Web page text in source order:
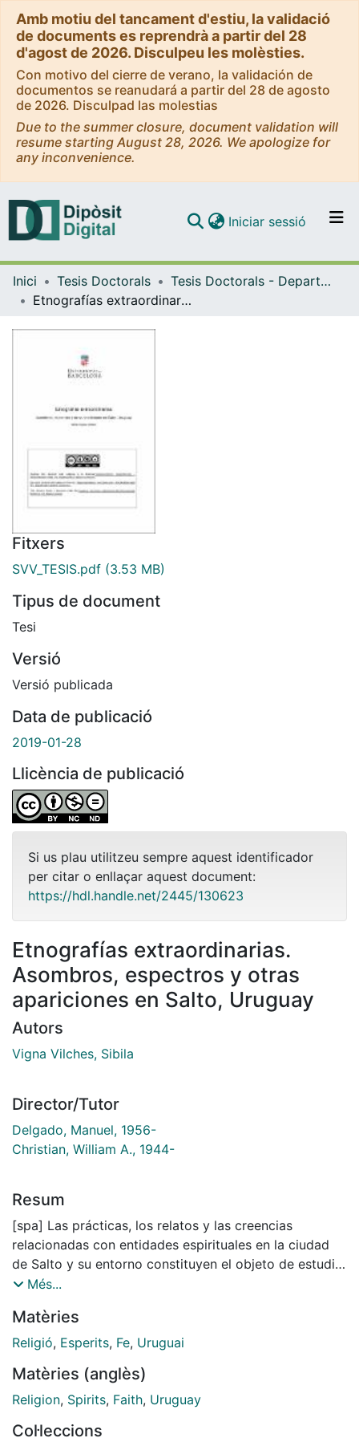
Amb motiu del tancament d'estiu, la validació
de documents es reprendrà a partir del 28
d'agost de 2026. Disculpeu les molèsties.
Con motivo del cierre de verano, la validación de
documentos se reanudará a partir del 28 de agosto
de 2026. Disculpad las molestias
Due to the summer closure, document validation will
resume starting August 28, 2026. We apologize for
any inconvenience.
Navega per tot el DD
Iniciar sessió (current)
Inici Tesis Doctorals
Tesis Doctorals - Departament - Antropologia Social
Etnografías extraordinarias. Asombros, espectros y otras apariciones en Salto, Uruguay
Fitxers
SVV_TESIS.pdf (3.53 MB)
Tipus de document
Tesi
Versió
Versió publicada
Data de publicació
2019-01-28
Llicència de publicació
Si us plau utilitzeu sempre aquest identificador
per citar o enllaçar aquest document:
https://hdl.handle.net/2445/130623
Etnografías extraordinarias.
Asombros, espectros y otras
apariciones en Salto, Uruguay
Autors
Vigna Vilches, Sibila
Director/Tutor
Delgado, Manuel, 1956-
Christian, William A., 1944-
Resum
[spa] Las prácticas, los relatos y las creencias
relacionadas con entidades espirituales en la ciudad
de Salto y su entorno constituyen el objeto de estudio
de esta investigación. Los hombres y mujeres
trabajadores rurales, policías, artistas, docentes,
comerciantes y finqueros– son habitantes de la ciudad,
trabajadores de La Aurora, una zona rural tenida por
mística. Sus historias personales, ideas, vivencias y
Més...
Matèries
Religió, Esperits, Fe, Uruguai
Matèries (anglès)
Religion, Spirits, Faith, Uruguay
Col·leccions